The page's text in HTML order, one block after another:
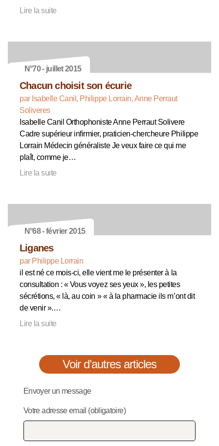
Lire la suite
N°70 - juillet 2015
Chacun choisit son écurie
par Isabelle Canil, Philippe Lorrain, Anne Perraut
Soliveres
Isabelle Canil Orthophoniste Anne Perraut Solivere
Cadre supérieur infirmier, praticien-chercheure Philippe
Lorrain Médecin généraliste Je veux faire ce qui me
plaît, comme je…
Lire la suite
N°68 - février 2015
Liganes
par Philippe Lorrain
il est né ce mois-ci, elle vient me le présenter à la
consultation : « Vous voyez ses yeux », les petites
sécrétions, « là, au coin » « à la pharmacie ils m’ont dit
de venir ».…
Lire la suite
Voir d’autres articles
Envoyer un message
Votre adresse email (obligatoire)